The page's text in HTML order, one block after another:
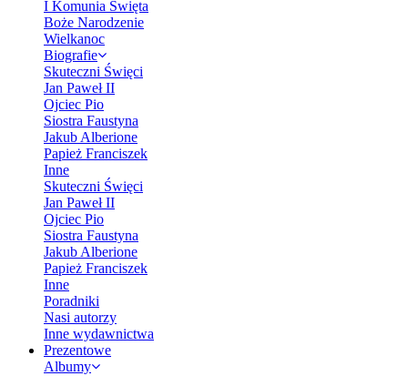
I Komunia Święta
Boże Narodzenie
Wielkanoc
Biografie
Skuteczni Święci
Jan Paweł II
Ojciec Pio
Siostra Faustyna
Jakub Alberione
Papież Franciszek
Inne
Skuteczni Święci
Jan Paweł II
Ojciec Pio
Siostra Faustyna
Jakub Alberione
Papież Franciszek
Inne
Poradniki
Nasi autorzy
Inne wydawnictwa
Prezentowe
Albumy